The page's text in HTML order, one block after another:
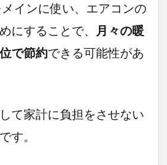
インに使い、エアコンの
にすることで、
月々の暖
で節約できる可能性があ
て家計に負担をさせない
す。